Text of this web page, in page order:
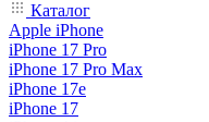
Каталог
Apple iPhone
iPhone 17 Pro
iPhone 17 Pro Max
iPhone 17e
iPhone 17